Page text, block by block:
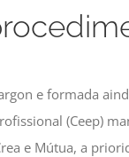
e formada
(Ceep)
e Mútua, a